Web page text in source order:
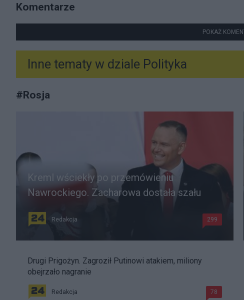
Komentarze
POKAŻ
Inne tematy w dziale Polityka
#Rosja
Kreml wściekły po przemówieniu
Nawrockiego. Zacharowa dostała szału
Redakcja 299
Drugi Prigożyn. Zagroził Putinowi atakiem, miliony
obejrzało nagranie
Redakcja 78